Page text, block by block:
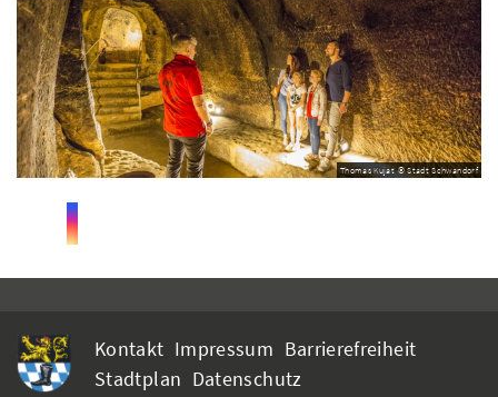
Thomas Kujat © Stadt Schwandorf
Kontakt Impressum Barrierefreiheit
Stadtplan Datenschutz